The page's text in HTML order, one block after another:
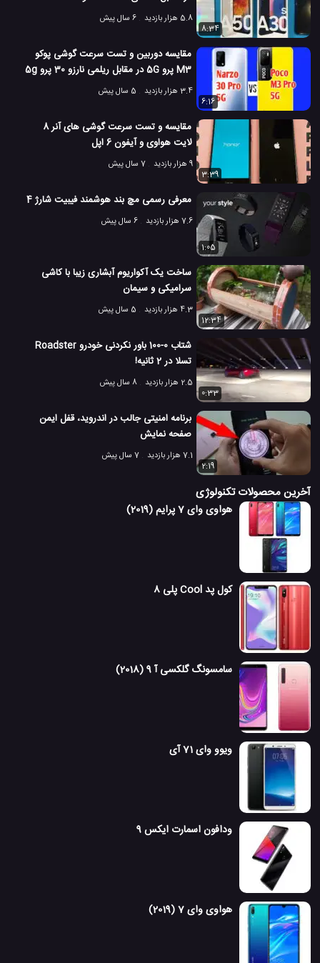
5.8 هزار بازدید
6 سال پیش
8:34
مقایسه دوربین و تست سرعت گوشی پوکو
M3 پرو 5G در مقابل ریلمی نارزو 30 پرو 5g
3.4 هزار بازدید
5 سال پیش
6:16
مقایسه و تست سرعت گوشی های آنر 8
لایت هواوی و آیفون 6 اپل
9 هزار بازدید
7 سال پیش
3:39
معرفی رسمی مچ بند هوشمند فیبیت شارژ 4
7.6 هزار بازدید 6 سال پیش
1:05
ساخت یک آکواریوم آبشاری زیبا با کاشی
سرامیکی و سیمان
4.3 هزار بازدید
5 سال پیش
12:34
شتاب 0-100 باور نکردنی خودرو Roadster
تسلا در 2 ثانیه!
2.5 هزار بازدید
8 سال پیش
0:33
برنامه امنیتی جالب در اندروید، قفل ایمن
صفحه نمایش
7.1 هزار بازدید
7 سال پیش
2:19
آخرین محصولات تکنولوژی
هواوی وای 7 پرایم (2019)
کول پد Cool پلی 8
سامسونگ گلکسی آ 9 (2018)
ویوو وای 71 آی
ودافون اسمارت ایکس 9
هواوی وای 7 (2019)